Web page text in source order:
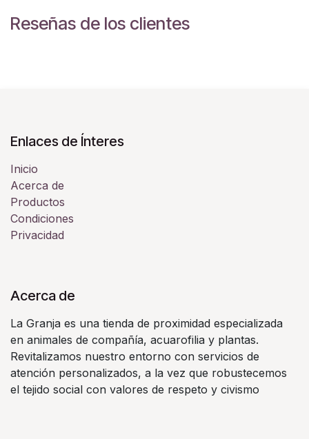
Reseñas de los clientes
Enlaces de Ínteres
Inicio
Acerca de
Productos
Condiciones
Privacidad
Acerca de
La Granja es una tienda de proximidad especializada
en animales de compañía, acuarofilia y plantas.
Revitalizamos nuestro entorno con servicios de
atención personalizados, a la vez que robustecemos
el tejido social con valores de respeto y civismo